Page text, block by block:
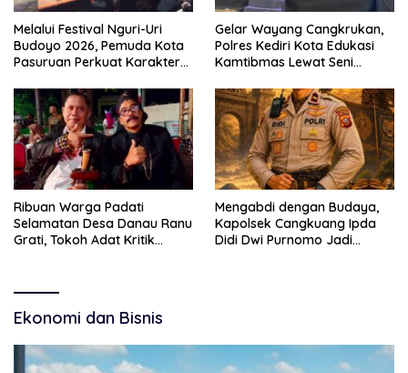
Melalui Festival Nguri-Uri
Budoyo 2026, Pemuda Kota
Pasuruan Perkuat Karakter
Narkoba
Gelar Wayang Cangkrukan,
Polres Kediri Kota Edukasi
Kamtibmas Lewat Seni
Ribuan Warga Padati
Selamatan Desa Danau Ranu
Grati, Tokoh Adat Kritik
Mengabdi dengan Budaya,
Kapolsek Cangkuang Ipda
Didi Dwi Purnomo Jadi
Ekonomi dan Bisnis